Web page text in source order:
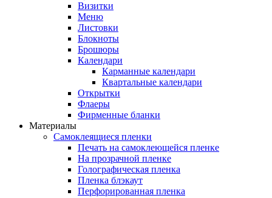
Визитки
Меню
Листовки
Блокноты
Брошюры
Календари
Карманные календари
Квартальные календари
Открытки
Флаеры
Фирменные бланки
Материалы
Самоклеящиеся пленки
Печать на самоклеющейся пленке
На прозрачной пленке
Голографическая пленка
Пленка блэкаут
Перфорированная пленка